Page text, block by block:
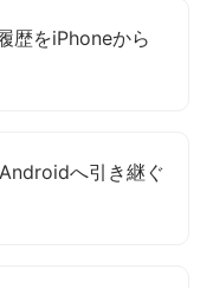
歴をiPhoneから
へ引き継ぐ